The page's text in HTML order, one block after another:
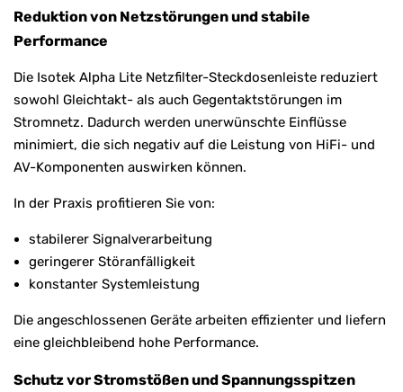
Reduktion von Netzstörungen und stabile
Performance
Die Isotek Alpha Lite Netzfilter-Steckdosenleiste reduziert
sowohl Gleichtakt- als auch Gegentaktstörungen im
Stromnetz. Dadurch werden unerwünschte Einflüsse
minimiert, die sich negativ auf die Leistung von HiFi- und
AV-Komponenten auswirken können.
In der Praxis profitieren Sie von:
stabilerer Signalverarbeitung
geringerer Störanfälligkeit
konstanter Systemleistung
Die angeschlossenen Geräte arbeiten effizienter und liefern
eine gleichbleibend hohe Performance.
Schutz vor Stromstößen und Spannungsspitzen